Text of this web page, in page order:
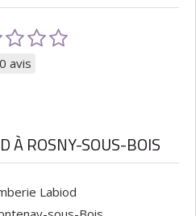
0 avis
À ROSNY-SOUS-BOIS
Labiod